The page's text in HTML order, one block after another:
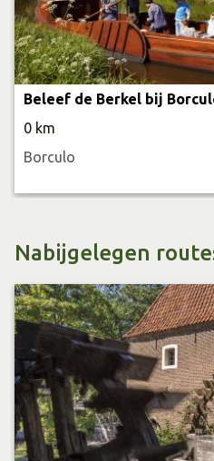
Gaandeweg werd het een
attractie en ontstond de
meerdere zompen in de
beschikken. Alle vier
Borculo, de “Snippe” in
kunnen dagelijks van april tot
vaarten worden gemaakt. In
dagelijks vanaf april tot eind
Beleef de Berkel bij
0 km
Borculo
Nabijgelegen